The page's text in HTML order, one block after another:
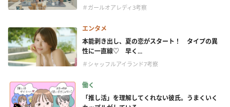
＃ガールオアレディ3考察
エンタメ
本能剥き出し、夏の恋がスタート！ タイプの異
性に一直線♡ 早く...
＃シャッフルアイランド7考察
働く
「推し活」を理解してくれない彼氏。うまくいく